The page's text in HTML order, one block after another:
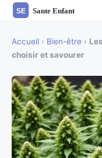
Accueil › Bien-être ›
choisir et savourer